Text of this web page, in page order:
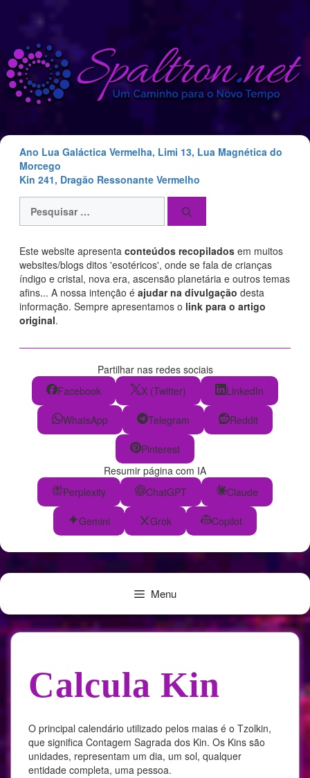
conteúdo
Ano Lua Galáctica Vermelha, Limi 13, Lua Magnética do
Morcego
Kin 241, Dragão Ressonante Vermelho
por:
Este website apresenta conteúdos recopilados em muitos
websites/blogs ditos 'esotéricos', onde se fala de crianças
índigo e cristal, nova era, ascensão planetária e outros temas
afins... A nossa intenção é ajudar na divulgação desta
informação. Sempre apresentamos o link para o artigo
original.
Partilhar nas redes sociais
Facebook
X (Twitter) LinkedIn
WhatsApp Telegram Reddit
Pinterest
Resumir página com IA
Perplexity
ChatGPT Claude
Gemini Grok Copilot
Menu
Calcula Kin
O principal calendário utilizado pelos maias é o Tzolkin,
que significa Contagem Sagrada dos Kin. Os Kins são
unidades, representam um dia, um sol, qualquer
entidade completa, uma pessoa.